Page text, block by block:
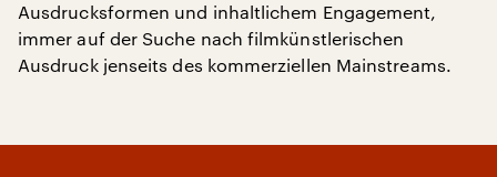
Ausdrucksformen und inhaltlichem Engagement,
immer auf der Suche nach filmkünstlerischen
Ausdruck jenseits des kommerziellen Mainstreams.